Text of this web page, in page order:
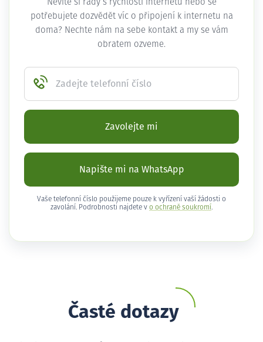
Nevíte si rady s rychlostí internetu nebo se
potřebujete dozvědět víc o připojení k internetu na
doma? Nechte nám na sebe kontakt a my se vám
obratem ozveme.
Zadejte telefonní číslo
Zavolejte mi
Napište mi na WhatsApp
Vaše telefonní číslo použijeme pouze k vyřízení vaší žádosti o
zavolání. Podrobnosti najdete v o ochraně soukromí .
Časté dotazy